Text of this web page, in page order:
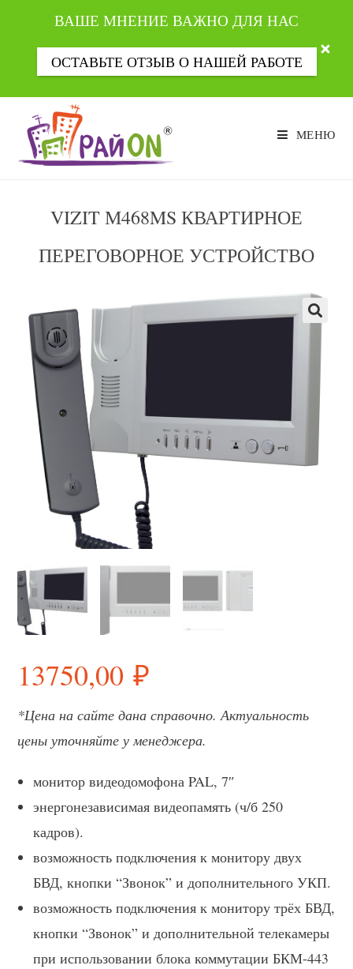
ВАШЕ МНЕНИЕ ВАЖНО ДЛЯ НАС
ОСТАВЬТЕ ОТЗЫВ О НАШЕЙ РАБОТЕ
содержимому
МЕНЮ
VIZIT М468MS КВАРТИРНОЕ
ПЕРЕГОВОРНОЕ УСТРОЙСТВО
13750,00₽
*Цена на сайте дана справочно. Актуальность
цены уточняйте у менеджера.
монитор видеодомофона PAL, 7″
энергонезависимая видеопамять (ч/б 250
кадров).
возможность подключения к монитору двух
БВД, кнопки “Звонок” и дополнительного УКП.
возможность подключения к монитору трёх БВД,
кнопки “Звонок” и дополнительной телекамеры
при использовании блока коммутации БКМ-443